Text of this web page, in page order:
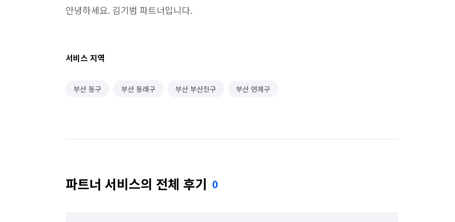
안녕하세요. 김기범 파트너입니다.
서비스 지역
부산 동구 부산 동래구 부산 부산진구 부산 연제구
파트너 서비스의 전체 후기 0